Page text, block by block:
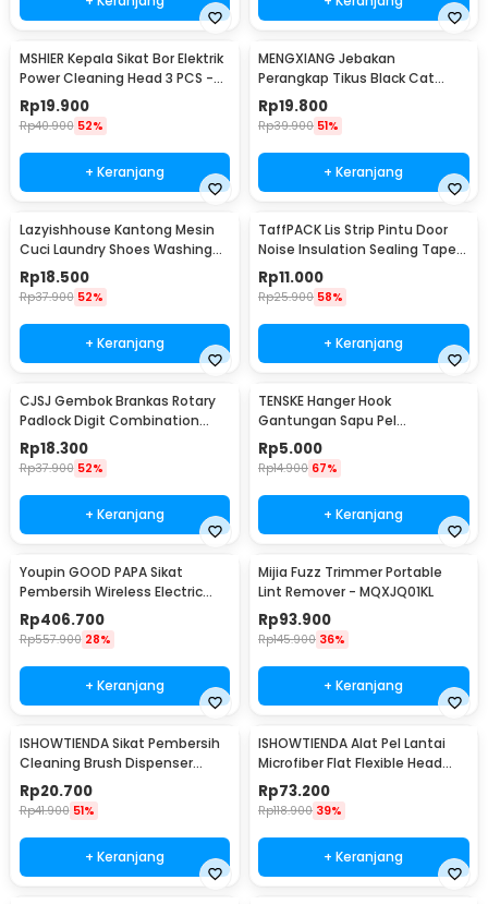
MSHIER Kepala Sikat Bor Elektrik
Power Cleaning Head 3 PCS -
DB003
Rp19.900
Rp40.900 52%
+ Keranjang
MENGXIANG Jebakan
Perangkap Tikus Black Cat
Mousetrap 2 PCS - JB56
Rp19.800
Rp39.900 51%
+ Keranjang
Lazyishhouse Kantong Mesin
Cuci Laundry Shoes Washing
Mesh Bag - 62319
Rp18.500
Rp37.900 52%
+ Keranjang
TaffPACK Lis Strip Pintu Door
Noise Insulation Sealing Tape
5Mx3cm - B35
Rp11.000
Rp25.900 58%
+ Keranjang
CJSJ Gembok Brankas Rotary
Padlock Digit Combination
Padlock - CH-209
Rp18.300
Rp37.900 52%
+ Keranjang
TENSKE Hanger Hook
Gantungan Sapu Pel
Multifungsi 1 PCS - GF-016
Rp5.000
Rp14.900 67%
+ Keranjang
Youpin GOOD PAPA Sikat
Pembersih Wireless Electric
Cleaning - CL99
Rp406.700
Rp557.900 28%
+ Keranjang
Mijia Fuzz Trimmer Portable
Lint Remover - MQXJQ01KL
Rp93.900
Rp145.900 36%
+ Keranjang
ISHOWTIENDA Sikat Pembersih
Cleaning Brush Dispenser
Sabun Air - S0026
Rp20.700
Rp41.900 51%
+ Keranjang
ISHOWTIENDA Alat Pel Lantai
Microfiber Flat Flexible Head
with Bucket - FMI60
Rp73.200
Rp118.900 39%
+ Keranjang